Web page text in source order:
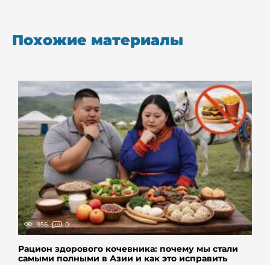
Похожие материалы
956 0
Рацион здорового кочевника: почему мы стали
самыми полными в Азии и как это исправить